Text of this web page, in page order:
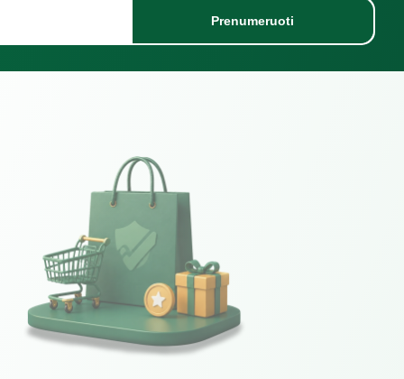
Prenumeruoti